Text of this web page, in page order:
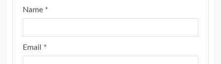
Name *
Email *